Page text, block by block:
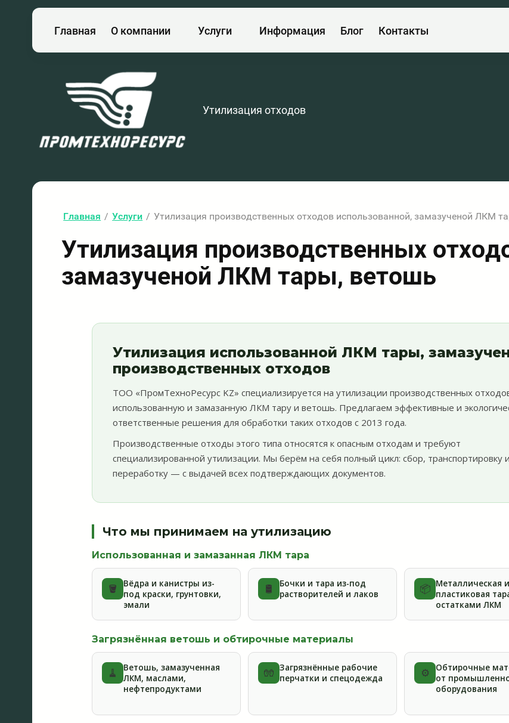
Главная О компании Услуги Информация Блог Контакты
Утилизация отходов
Главная / Услуги / Утилизация производственных отходов использованной, замазученой ЛКМ
Утилизация производственных
замазученой ЛКМ тары, ветошь
Утилизация использованной ЛКМ тары,
производственных отходов
ТОО «ПромТехноРесурс KZ» специализируется на утилизации производственных
использованную и замазанную ЛКМ тару и ветошь. Предлагаем эффективные и
ответственные решения для обработки таких отходов с 2013 года.
Производственные отходы этого типа относятся к опасным отходам и требуют
специализированной утилизации. Мы берём на себя полный цикл: сбор, транспортировку и
переработку — с выдачей всех подтверждающих документов.
Что мы принимаем на утилизацию
Использованная и замазанная ЛКМ тара
🪣
Вёдра и канистры из-
под краски, грунтовки,
эмали
🛢️
Бочки и тара из-под
растворителей и лаков
📦 Металлическая и
пластиковая
остатками ЛКМ
Загрязнённая ветошь и обтирочные материалы
🧹
Ветошь, замазученная
ЛКМ, маслами,
нефтепродуктами
🧤 Загрязнённые рабочие
перчатки и спецодежда
⚙️
Обтирочные
от
оборудования